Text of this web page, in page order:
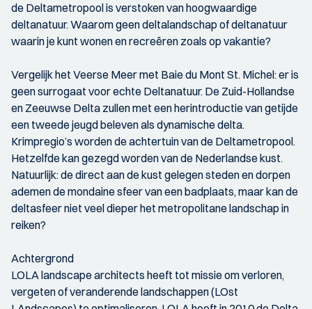
de Deltametropool is verstoken van hoogwaardige
deltanatuur. Waarom geen deltalandschap of deltanatuur
waarin je kunt wonen en recreëren zoals op vakantie?
Vergelijk het Veerse Meer met Baie du Mont St. Michel: er is
geen surrogaat voor echte Deltanatuur. De Zuid-Hollandse
en Zeeuwse Delta zullen met een herintroductie van getijde
een tweede jeugd beleven als dynamische delta.
Krimpregio’s worden de achtertuin van de Deltametropool.
Hetzelfde kan gezegd worden van de Nederlandse kust.
Natuurlijk: de direct aan de kust gelegen steden en dorpen
ademen de mondaine sfeer van een badplaats, maar kan de
deltasfeer niet veel dieper het metropolitane landschap in
reiken?
Achtergrond
LOLA landscape architects heeft tot missie om verloren,
vergeten of veranderende landschappen (LOst